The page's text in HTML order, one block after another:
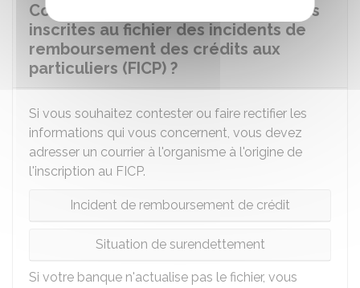
Comment contester les informations
inscrites au fichier des incidents de
remboursement des crédits aux
particuliers (FICP) ?
Si vous souhaitez contester ou faire rectifier les
informations qui vous concernent, vous devez
adresser un courrier à l'organisme à l'origine de
l'inscription au FICP.
Incident de remboursement de crédit
Situation de surendettement
Si votre banque n'actualise pas le fichier, vous